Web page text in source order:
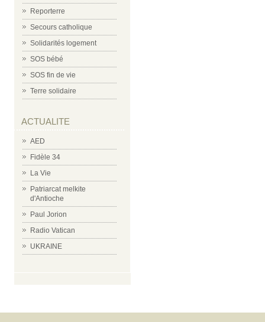
Reporterre
Secours catholique
Solidarités logement
SOS bébé
SOS fin de vie
Terre solidaire
ACTUALITE
AED
Fidèle 34
La Vie
Patriarcat melkite
d'Antioche
Paul Jorion
Radio Vatican
UKRAINE